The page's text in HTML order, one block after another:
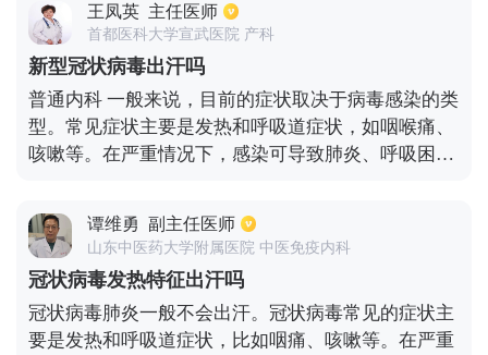
肉类食物，如羊肉，狗肉，牛肉，这些食物都含有丰
富的钙和钾还有丰富的蛋白质和维生素，可以充分补
充身体所缺的营养成分。保证睡眠质量，减轻思想压
力，可以很好调节植物神经。对于身体胖而体虚的人
群，需要控制食物，加强锻炼，从而改善体质虚胖，
缓解出汗多的症状。另外，如果因身体疾病所造成的
王凤英 主任医师
首都医科大学宣武医院 产科
新型冠状病毒出汗吗
普通内科 一般来说，目前的症状取决于病毒感染的类
型。常见症状主要是发热和呼吸道症状，如咽喉痛、
咳嗽等。在严重情况下，感染可导致肺炎、呼吸困
性呼吸综合征和肾衰竭
谭维勇 副主任医师
山东中医药大学附属医院 中医免疫内科
冠状病毒发热特征出汗吗
冠状病毒肺炎一般不会出汗。冠状病毒常见的症状主
要是发热和呼吸道症状，比如咽痛、咳嗽等。在严重